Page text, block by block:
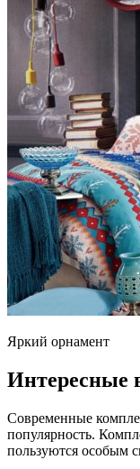
Яркий орнамент
Интересные
Современные
популярность.
пользуются особым